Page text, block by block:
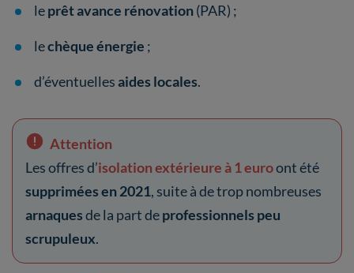
leprêt avance rénovation(PAR) ;
lechèque énergie ;
d’éventuellesaides locales.
Attention
Les offres d’isolation extérieure à 1 euroont été
supprimées en 2021, suite à de trop nombreuses
arnaquesde la part deprofessionnels peu
scrupuleux.